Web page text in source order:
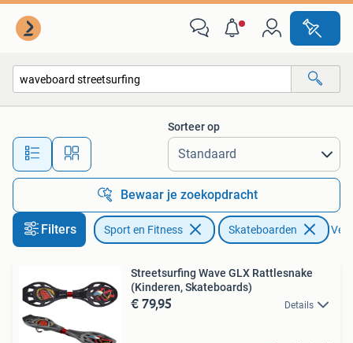
Alle afstanden…
Sorteer op
Bewaar je zoekopdracht
Filters Sport en Fitness Skateboarden
Streetsurfing Wave GLX Rattlesnake
(Kinderen, Skateboards)
€ 79,95 Details